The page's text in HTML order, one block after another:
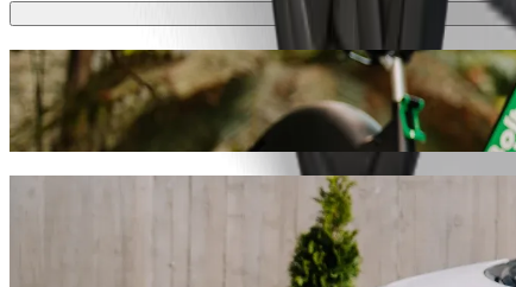
Trottinette ou vélo électrique
Déplacez-vous à Opole à trottinette ou à vélo électrique
Télécharger l'appli Bolt
Déplacez-vous de Katowicka - Szpital
Nous vous recommandons de choisir le transport avec chauffeur
12,70 PLN PLN. Quel que soit votre besoin, nous trouverons le